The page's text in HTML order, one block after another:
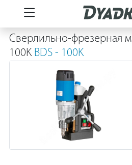
Сверлильно-фрезерная
100K BDS - 100K